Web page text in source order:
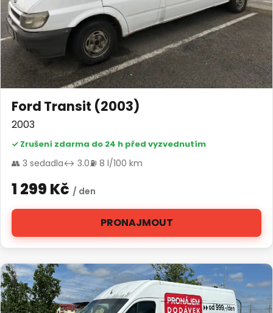
Ford Transit (2003)
2003
✓ Zrušení zdarma do 24 h před vyzvednutím
👥 3 sedadla↔ 3.0⛽ 8 l/100 km
1 299 Kč / den
PRONAJMOUT